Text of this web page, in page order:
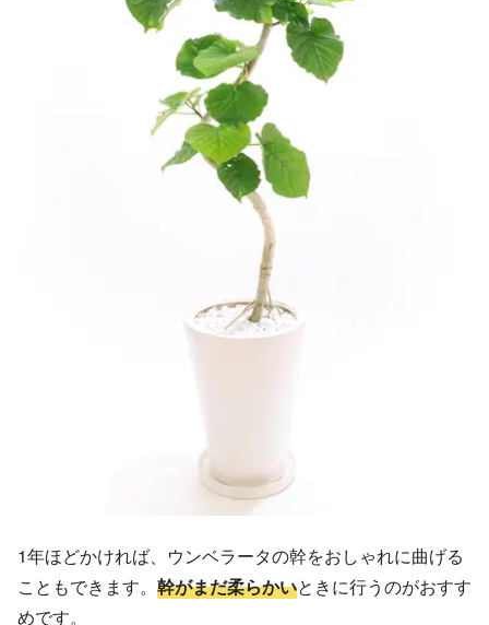
1年ほどかければ、ウンベラータの幹をおしゃれに曲げる
こともできます。 幹がまだ柔らかいときに行うのがおすす
めです。